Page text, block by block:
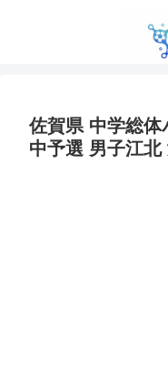
佐賀県 中学総体
中予選 男子江